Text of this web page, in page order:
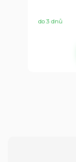
do 3 dnů